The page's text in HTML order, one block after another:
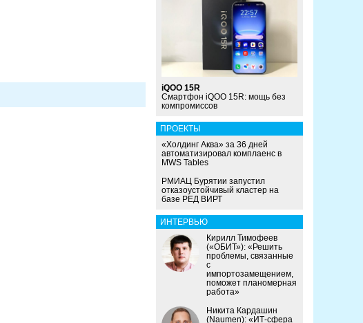
iQOO 15R
Смартфон iQOO 15R: мощь без
компромиссов
ПРОЕКТЫ
«Холдинг Аква» за 36 дней
автоматизировал комплаенс в
MWS Tables
РМИАЦ Бурятии запустил
отказоустойчивый кластер на
базе РЕД ВИРТ
ИНТЕРВЬЮ
Кирилл Тимофеев
(«ОБИТ»): «Решить
проблемы, связанные
с
импортозамещением,
поможет планомерная
работа»
Никита Кардашин
(Naumen): «ИТ-сфера